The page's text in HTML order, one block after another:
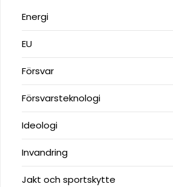
Energi
EU
Försvar
Försvarsteknologi
Ideologi
Invandring
Jakt och sportskytte